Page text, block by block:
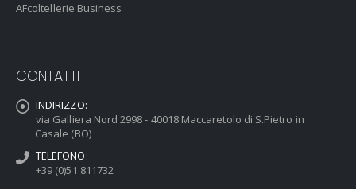
AFcoltellerie Business
CONTATTI
INDIRIZZO:
via Galliera Nord 2998 - 40018 Maccaretolo di S.Pietro in
Casale (BO)
TELEFONO:
+39 (0)51 811732